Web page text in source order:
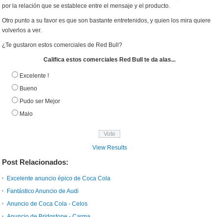
por la relación que se establece entre el mensaje y el producto.
Otro punto a su favor es que son bastante entretenidos, y quien los mira quiere
volverlos a ver.
¿Te gustaron estos comerciales de Red Bull?
Califica estos comerciales Red Bull te da alas...
Excelente !
Bueno
Pudo ser Mejor
Malo
View Results
Post Relacionados:
Excelente anuncio épico de Coca Cola
Fantástico Anuncio de Audi
Anuncio de Coca Cola - Celos